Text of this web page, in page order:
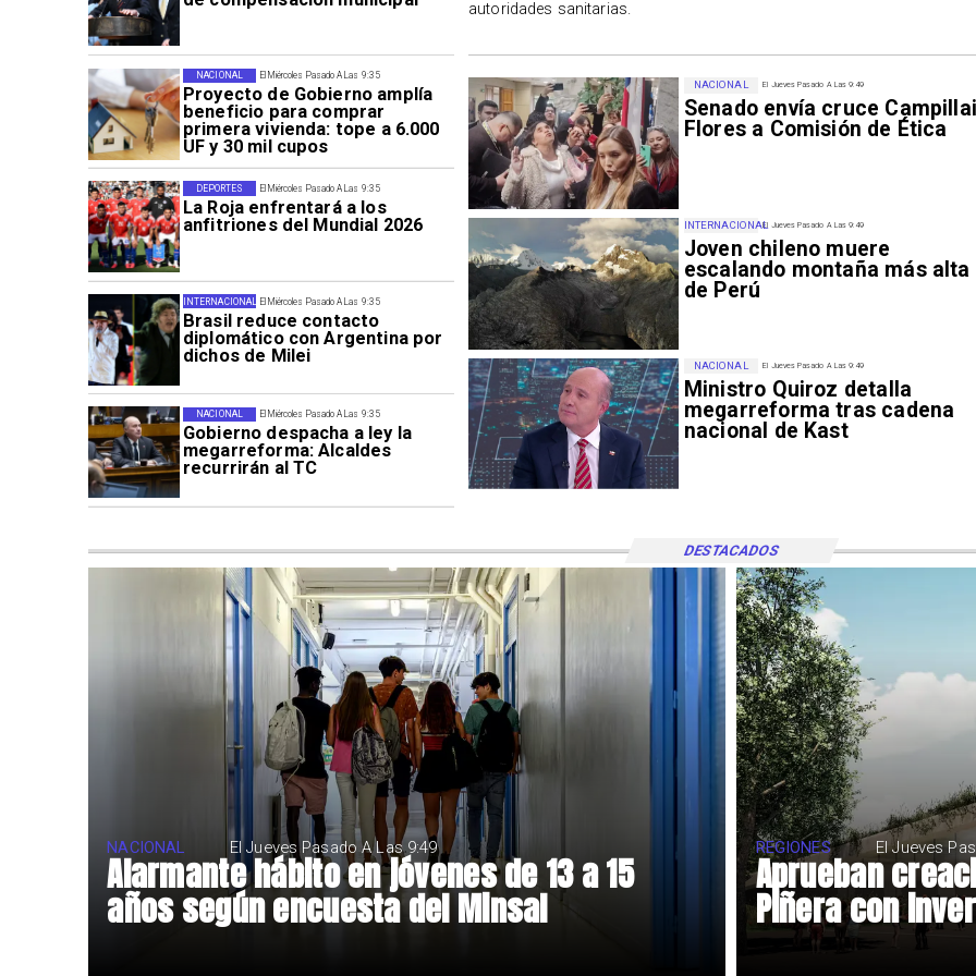
El Miércoles Pasado A Las 9:35
Proyecto de Gobierno amplía
beneficio para comprar
primera vivienda: tope a 6.000
UF y 30 mil cupos
NACIONAL
El Miércoles Pasado A Las 9:35
La Roja enfrentará a los
anfitriones del Mundial 2026
DEPORTES
El Miércoles Pasado A Las 9:35
Brasil reduce contacto
diplomático con Argentina por
dichos de Milei
INTERNACIONAL
El Miércoles Pasado A Las 9:35
Gobierno despacha a ley la
megarreforma: Alcaldes
recurrirán al TC
NACIONAL
El Jueves Pasado A Las 9:49
Senado envía cruce
Flores a Comisión de Ética
NACIONAL
El Jueves Pasado A Las 9:49
Joven chileno muere
escalando montaña más alta
de Perú
INTERNACIONAL
El Jueves Pasado A Las 9:49
Ministro Quiroz detalla
megarreforma tras cadena
nacional de Kast
NACIONAL
autoridades sanitarias.
Alarmante hábito en jóvenes de 13 a 15
años según encuesta del Minsal
NACIONAL El Jueves Pasado A Las 9:49
Aprueban
Piñera con
REGIONES El Jueves
DESTACADOS